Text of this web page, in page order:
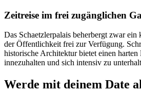
Zeitreise im frei zugänglichen
Das Schaetzlerpalais beherbergt zwar
der Öffentlichkeit frei zur Verfügung.
historische Architektur bietet einen
innezuhalten und sich intensiv zu
Werde mit deinem Date